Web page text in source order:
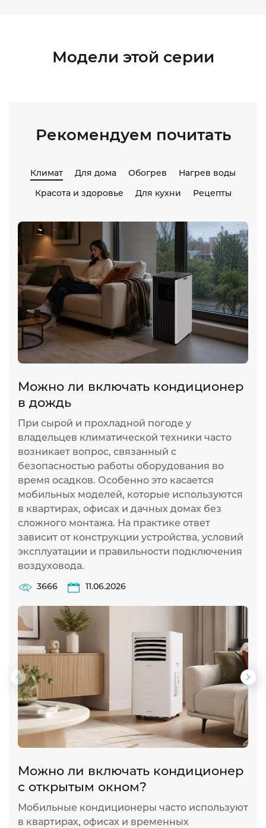
Модели этой серии
Рекомендуем почитать
Климат Для дома Обогрев
Нагрев воды
Красота и здоровье
Для кухни Рецепты
Можно ли включать кондиционер
в дождь
При сырой и прохладной погоде у
владельцев климатической техники часто
возникает вопрос, связанный с
безопасностью работы оборудования во
время осадков. Особенно это касается
мобильных моделей, которые используются
в квартирах, офисах и дачных домах без
сложного монтажа. На практике ответ
зависит от конструкции устройства, условий
эксплуатации и правильности подключения
воздуховода.
3666 11.06.2026
Предыдущий
слайд
Можно ли включать кондиционер
с открытым окном?
Мобильные кондиционеры часто используют
в квартирах, офисах и временных